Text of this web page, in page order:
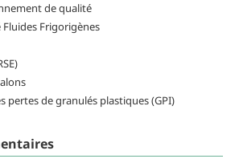
de qualité
Frigorigènes
pertes de granulés plastiques (GPI)